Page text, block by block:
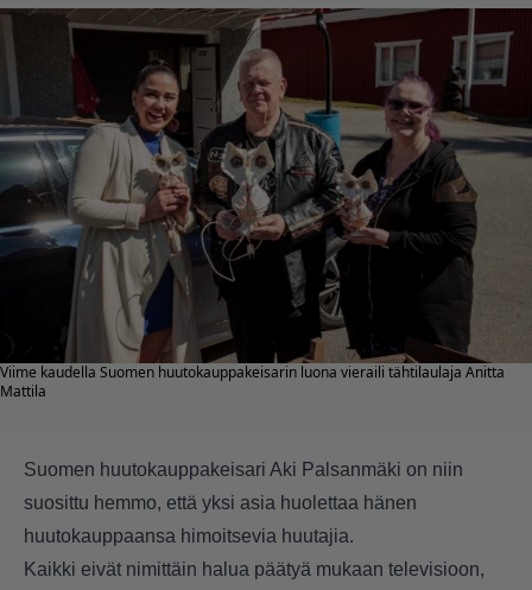
Viime kaudella Suomen huutokauppakeisarin luona vieraili tähtilaulaja Anitta
Mattila
Suomen huutokauppakeisari Aki Palsanmäki on niin
suosittu hemmo, että yksi asia huolettaa hänen
huutokauppaansa himoitsevia huutajia.
Kaikki eivät nimittäin halua päätyä mukaan televisioon,